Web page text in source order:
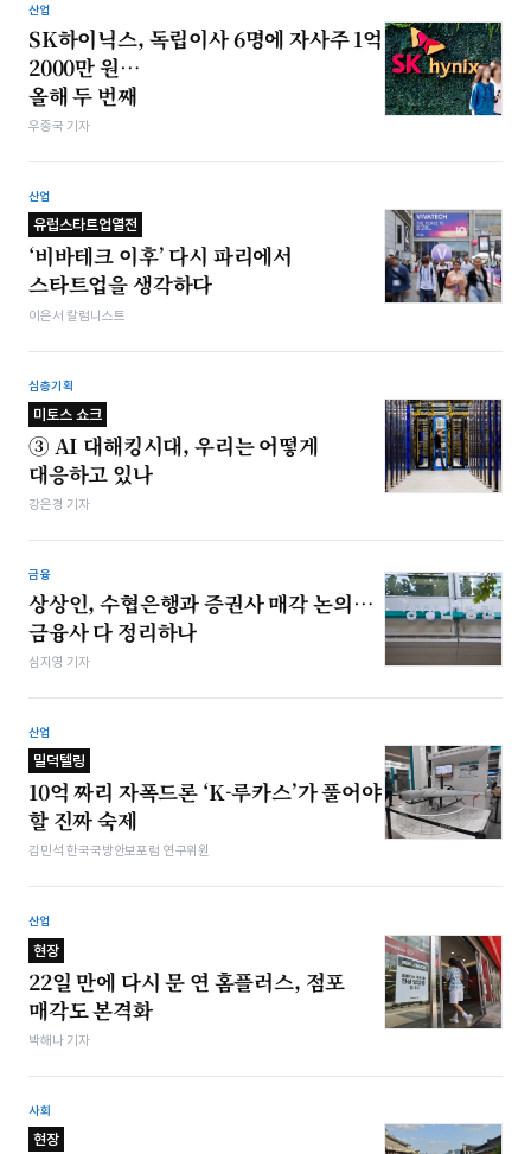
산업
SK하이닉스, 독립이사 6명에 자사주 1억
2000만 원…
올해 두 번째
우종국 기자
산업
유럽스타트업열전
‘비바테크 이후’ 다시 파리에서
스타트업을 생각하다
이은서 칼럼니스트
심층기획
미토스 쇼크
③ AI 대해킹시대, 우리는 어떻게
대응하고 있나
강은경 기자
금융
상상인, 수협은행과 증권사 매각 논의…
금융사 다 정리하나
심지영 기자
산업
밀덕텔링
10억 짜리 자폭드론 ‘K-루카스’가 풀어야
할 진짜 숙제
김민석 한국국방안보포럼 연구위원
산업
현장
22일 만에 다시 문 연 홈플러스, 점포
매각도 본격화
박해나 기자
사회
현장